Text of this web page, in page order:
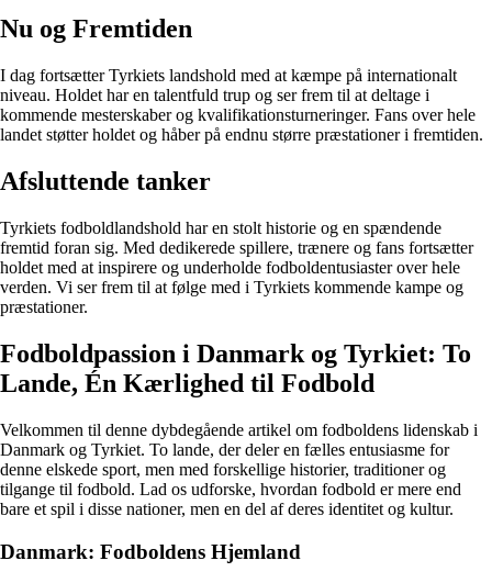
Nu og Fremtiden
I dag fortsætter Tyrkiets landshold med at kæmpe på internationalt
niveau. Holdet har en talentfuld trup og ser frem til at deltage i
kommende mesterskaber og kvalifikationsturneringer. Fans over hele
landet støtter holdet og håber på endnu større præstationer i fremtiden.
Afsluttende tanker
Tyrkiets fodboldlandshold har en stolt historie og en spændende
fremtid foran sig. Med dedikerede spillere, trænere og fans fortsætter
holdet med at inspirere og underholde fodboldentusiaster over hele
verden. Vi ser frem til at følge med i Tyrkiets kommende kampe og
præstationer.
Fodboldpassion i Danmark og Tyrkiet: To
Lande, Én Kærlighed til Fodbold
Velkommen til denne dybdegående artikel om fodboldens lidenskab i
Danmark og Tyrkiet. To lande, der deler en fælles entusiasme for
denne elskede sport, men med forskellige historier, traditioner og
tilgange til fodbold. Lad os udforske, hvordan fodbold er mere end
bare et spil i disse nationer, men en del af deres identitet og kultur.
Danmark: Fodboldens Hjemland